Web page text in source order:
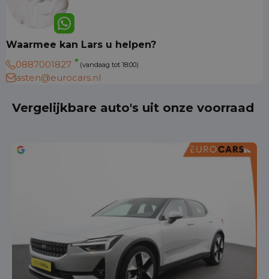
Waarmee kan Lars u helpen?
0887001827
(vandaag tot 18:00)
asten@eurocars.nl
Vergelijkbare auto's uit onze voorraad